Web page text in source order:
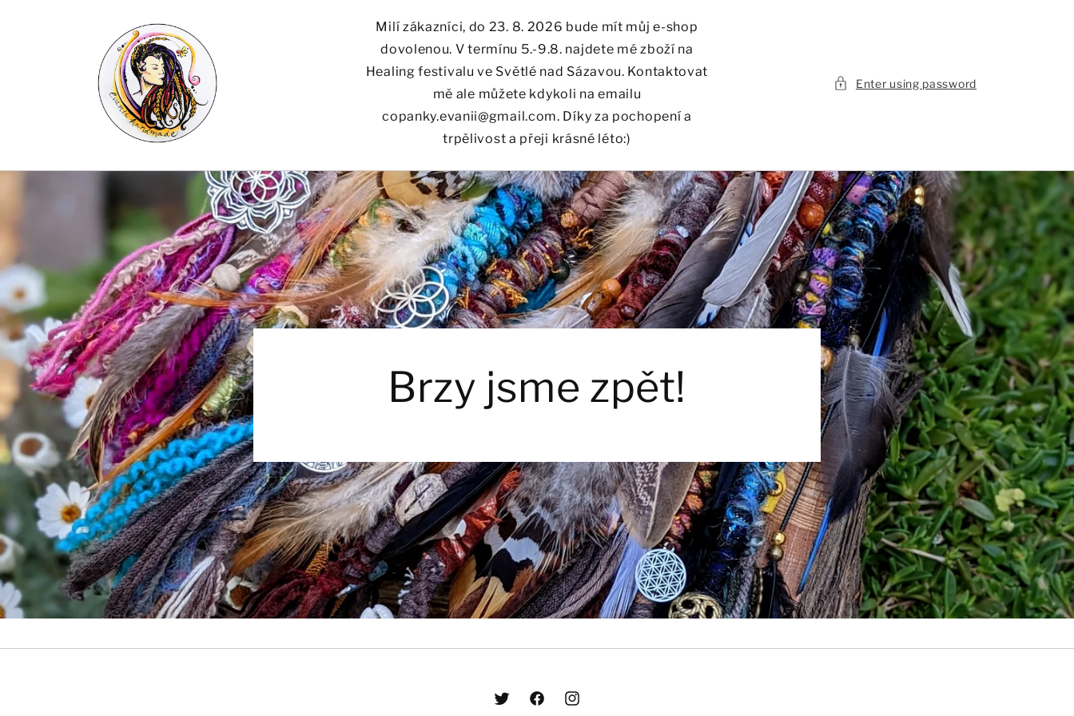
Milí zákazníci, do 23. 8. 2026 bude mít můj e-shop
dovolenou. V termínu 5.-9.8. najdete mé zboží na
Healing festivalu ve Světlé nad Sázavou. Kontaktovat
mě ale můžete kdykoli na emailu
copanky.evanii@gmail.com. Díky za pochopení a
trpělivost a přeji krásné léto:)
Enter using password
Brzy jsme zpět!
TwitterFacebookInstagram